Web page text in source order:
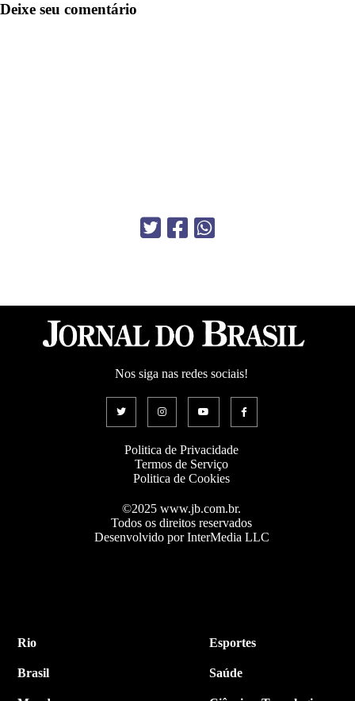
Deixe seu comentário
Nos siga nas redes sociais!
Politica de Privacidade
Termos de Serviço
Politica de Cookies
©2025 www.jb.com.br.
Todos os direitos reservados
Desenvolvido por InterMedia LLC
Rio
Brasil
Esportes
Saúde